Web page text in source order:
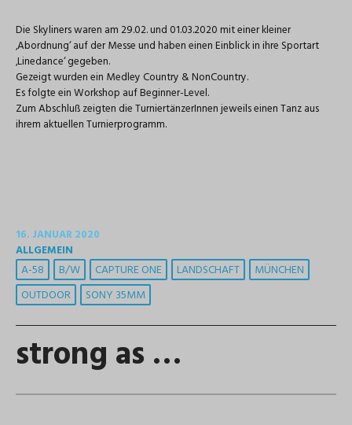
Die Skyliners waren am 29.02. und 01.03.2020 mit einer kleiner
‚Abordnung‘ auf der Messe und haben einen Einblick in ihre Sportart
‚Linedance‘ gegeben.
Gezeigt wurden ein Medley Country & NonCountry.
Es folgte ein Workshop auf Beginner-Level.
Zum Abschluß zeigten die TurniertänzerInnen jeweils einen Tanz aus
ihrem aktuellen Turnierprogramm.
16. JANUAR 2020
ALLGEMEIN
A-58 B/W CAPTURE ONE LANDSCHAFT
MÜNCHEN
OUTDOOR
SONY 35MM
strong as …